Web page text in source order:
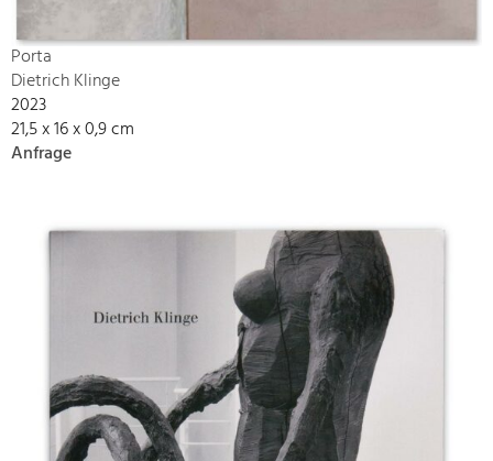
Porta
Dietrich Klinge
2023
21,5 x 16 x 0,9 cm
Anfrage